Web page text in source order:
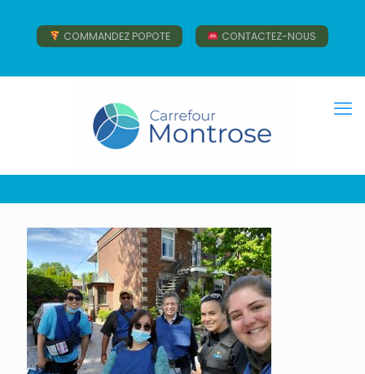
COMMANDEZ POPOTE CONTACTEZ-NOUS